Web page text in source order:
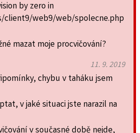
by zero in
web9/web/spolecne.php
mazat moje procvičování?
11. 9. 2019
chybu v taháku jsem
v jaké situaci jste narazil na